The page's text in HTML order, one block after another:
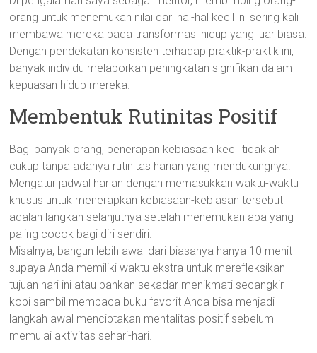
orang untuk menemukan nilai dari hal-hal kecil ini sering kali
membawa mereka pada transformasi hidup yang luar biasa.
Dengan pendekatan konsisten terhadap praktik-praktik ini,
banyak individu melaporkan peningkatan signifikan dalam
kepuasan hidup mereka.
Membentuk Rutinitas Positif
Bagi banyak orang, penerapan kebiasaan kecil tidaklah
cukup tanpa adanya rutinitas harian yang mendukungnya.
Mengatur jadwal harian dengan memasukkan waktu-waktu
khusus untuk menerapkan kebiasaan-kebiasan tersebut
adalah langkah selanjutnya setelah menemukan apa yang
paling cocok bagi diri sendiri.
Misalnya, bangun lebih awal dari biasanya hanya 10 menit
supaya Anda memiliki waktu ekstra untuk merefleksikan
tujuan hari ini atau bahkan sekadar menikmati secangkir
kopi sambil membaca buku favorit Anda bisa menjadi
langkah awal menciptakan mentalitas positif sebelum
memulai aktivitas sehari-hari.